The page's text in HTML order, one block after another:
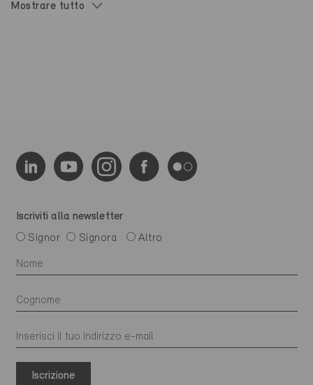
Mostrare tutto
Iscriviti alla newsletter
Signor
Signora Altro
Iscrizione